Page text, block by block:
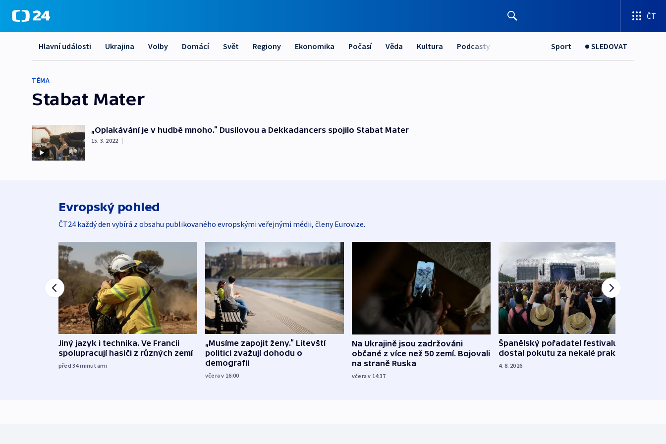
ČT
Hlavní události Ukrajina Volby Domácí Svět Regiony Ekonomika Počasí Věda Kultura Podcasty Sport SLEDOVAT
TÉMA
Stabat Mater
„Oplakávání je v hudbě mnoho.“ Dusilovou a Dekkadancers spojilo Stabat Mater
15. 3. 2022 |
Evropský pohled
ČT24 každý den vybírá z obsahu publikovaného evropskými veřejnými médii, členy Eurovize.
Jiný jazyk i technika. Ve Francii
spolupracují hasiči z různých zemí
před 34minutami
„Musíme zapojit ženy.“ Litevští
politici zvažují dohodu o
demografii
včera v 16:00
Na Ukrajině jsou zadržováni
občané z více než 50 zemí. Bojovali
na straně Ruska
včera v 14:37
Španělský pořadatel festivalu
dostal pokutu za nekalé praktiky
4. 8. 2026